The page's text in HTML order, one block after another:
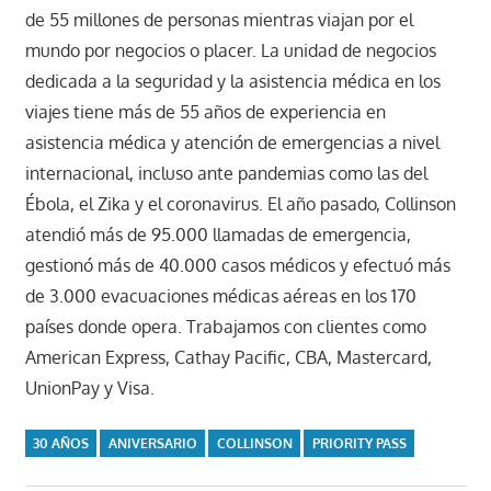
de 55 millones de personas mientras viajan por el
mundo por negocios o placer. La unidad de negocios
dedicada a la seguridad y la asistencia médica en los
viajes tiene más de 55 años de experiencia en
asistencia médica y atención de emergencias a nivel
internacional, incluso ante pandemias como las del
Ébola, el Zika y el coronavirus. El año pasado, Collinson
atendió más de 95.000 llamadas de emergencia,
gestionó más de 40.000 casos médicos y efectuó más
de 3.000 evacuaciones médicas aéreas en los 170
países donde opera. Trabajamos con clientes como
American Express, Cathay Pacific, CBA, Mastercard,
UnionPay y Visa.
30 AÑOS ANIVERSARIO COLLINSON PRIORITY PASS